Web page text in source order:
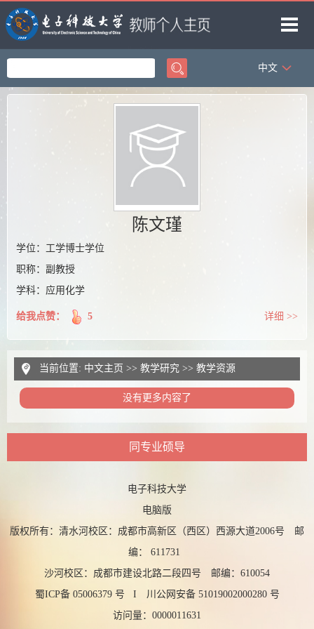
首页
中文
陈文瑾
学位：工学博士学位
职称：副教授
学科：应用化学
给我点赞： 5 详细 >>
当前位置: 中文主页 >> 教学研究 >> 教学资源
没有更多内容了
同专业硕导
电子科技大学
电脑版
版权所有：清水河校区：成都市高新区（西区）西源大道2006号 邮
编： 611731
沙河校区：成都市建设北路二段四号 邮编：610054
蜀ICP备 05006379 号 I 川公网安备 51019002000280 号
访问量： 0000011631